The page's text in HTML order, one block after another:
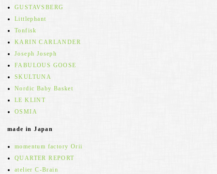
GUSTAVSBERG
Littlephant
Tonfisk
KARIN CARLANDER
Joseph Joseph
FABULOUS GOOSE
SKULTUNA
Nordic Baby Basket
LE KLINT
OSMIA
made in Japan
momentum factory Orii
QUARTER REPORT
atelier C-Brain